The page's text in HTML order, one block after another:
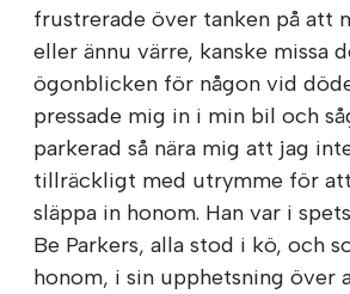
frustrerade över tanken på att
eller ännu värre, kanske missa
ögonblicken för någon vid
pressade mig in i min bil och
parkerad så nära mig att jag
tillräckligt med utrymme för
släppa in honom. Han var i
Be Parkers, alla stod i kö, och
honom, i sin upphetsning över